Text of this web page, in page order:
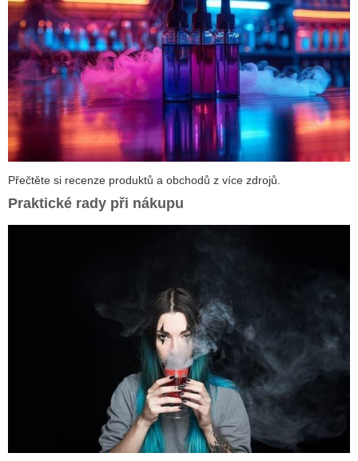
Přečtěte si recenze produktů a obchodů z více zdrojů.
Praktické rady při nákupu